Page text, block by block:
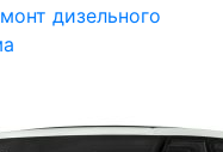
дизельного